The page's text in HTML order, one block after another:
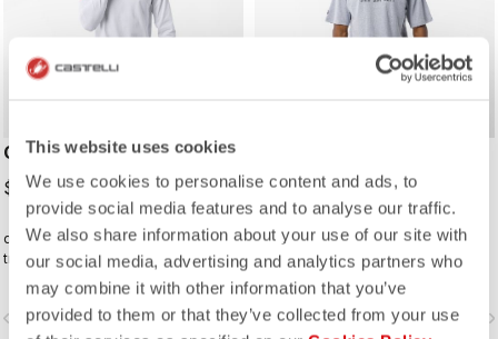
This website uses cookies
We use cookies to personalise content and ads, to
provide social media features and to analyse our traffic.
We also share information about your use of our site with
our social media, advertising and analytics partners who
may combine it with other information that you’ve
provided to them or that they’ve collected from your use
CORRETTO LS TEE
$109.00
die Art von T-Shirt, die Sie täglich
tragen wollen − denn Castelli
begleitet Sie auch über den
Radsport hinaus.
navigate_next
$89.00
die Art von T-Shirt, die Sie täglich
tragen wollen − denn Castelli
begleitet Sie auch über den
Radsport hinaus.
navigate_before